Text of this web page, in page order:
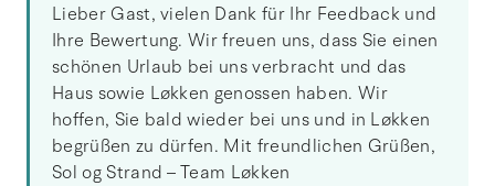
Lieber Gast, vielen Dank für Ihr Feedback und
Ihre Bewertung. Wir freuen uns, dass Sie einen
schönen Urlaub bei uns verbracht und das
Haus sowie Løkken genossen haben. Wir
hoffen, Sie bald wieder bei uns und in Løkken
begrüßen zu dürfen. Mit freundlichen Grüßen,
Sol og Strand – Team Løkken